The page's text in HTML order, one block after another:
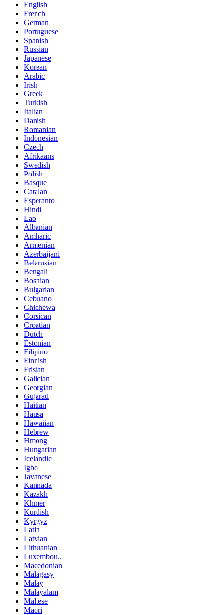
English
French
German
Portuguese
Spanish
Russian
Japanese
Korean
Arabic
Irish
Greek
Turkish
Italian
Danish
Romanian
Indonesian
Czech
Afrikaans
Swedish
Polish
Basque
Catalan
Esperanto
Hindi
Lao
Albanian
Amharic
Armenian
Azerbaijani
Belarusian
Bengali
Bosnian
Bulgarian
Cebuano
Chichewa
Corsican
Croatian
Dutch
Estonian
Filipino
Finnish
Frisian
Galician
Georgian
Gujarati
Haitian
Hausa
Hawaiian
Hebrew
Hmong
Hungarian
Icelandic
Igbo
Javanese
Kannada
Kazakh
Khmer
Kurdish
Kyrgyz
Latin
Latvian
Lithuanian
Luxembou..
Macedonian
Malagasy
Malay
Malayalam
Maltese
Maori